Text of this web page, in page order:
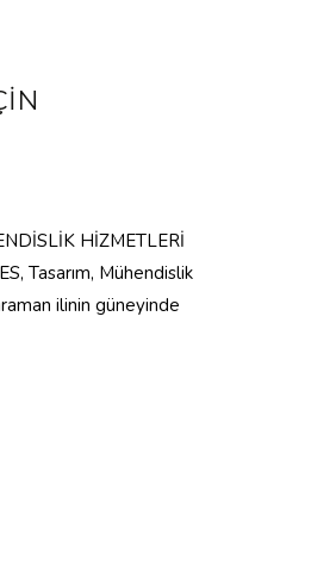
HİZMETLERİ
Tasarım, Mühendislik
ilinin güneyinde